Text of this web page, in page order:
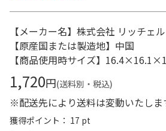
【メーカー名】株式会社 リッチェル
【原産国または製造地】中国
【商品使用時サイズ】
1,720円(送料別・税込)
※配送先により送料は変動いたしま
獲得ポイント： 17 pt